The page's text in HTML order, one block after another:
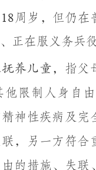
18周岁，但仍在
正在服义务兵
养儿童， 指父
他限制人身自
精神性疾病及
，另一方符
的措施、失